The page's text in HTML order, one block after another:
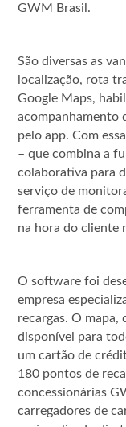
GWM Brasil.
São diversas as
localização, rota
Google Maps,
acompanhamento
pelo app. Com
– que combina a
colaborativa para
serviço de
ferramenta de
na hora do cliente
O software foi
empresa
recargas. O mapa,
disponível para
um cartão de
180 pontos de
concessionárias
carregadores de